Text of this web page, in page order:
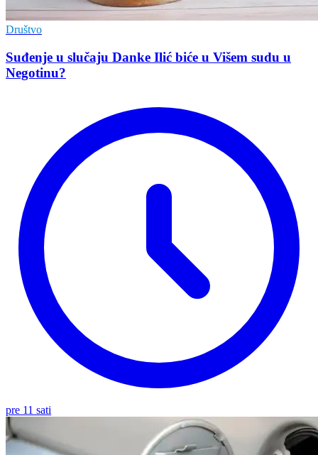
Društvo
Suđenje u slučaju Danke Ilić biće u Višem sudu u
Negotinu?
pre 11 sati